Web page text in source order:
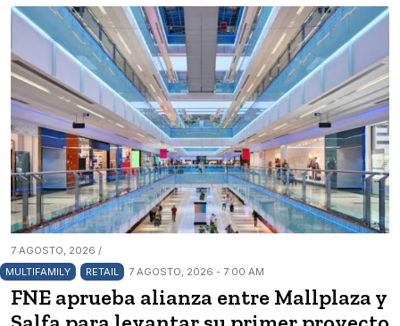
7 AGOSTO, 2026 /
MULTIFAMILY
RETAIL 7 AGOSTO, 2026 - 7:00 AM
FNE aprueba alianza entre Mallplaza y